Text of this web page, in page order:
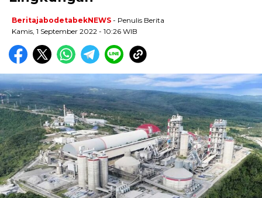
BeritajabodetabekNEWS - Penulis Berita
Kamis, 1 September 2022 - 10:26 WIB